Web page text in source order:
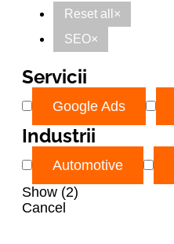
Reset all ×
SEO×
Servicii
Google Ads
Industrii
Automotive
Show (2)
Cancel